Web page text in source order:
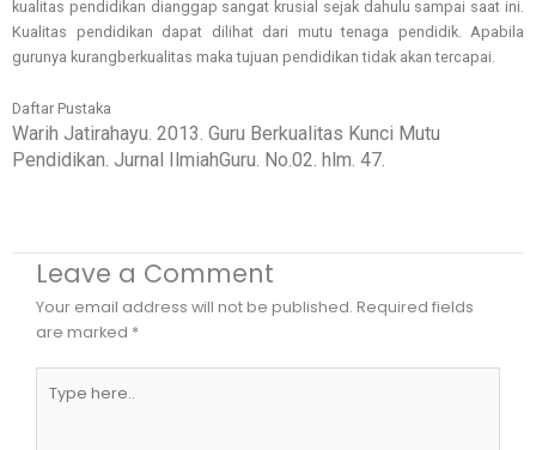
kualitas pendidikan dianggap sangat krusial sejak dahulu sampai saat ini.
Kualitas pendidikan dapat dilihat dari mutu tenaga pendidik. Apabila
gurunya kurangberkualitas maka tujuan pendidikan tidak akan tercapai.
Daftar Pustaka
Warih Jatirahayu. 2013. Guru Berkualitas Kunci Mutu
Pendidikan. Jurnal IlmiahGuru. No.02. hlm. 47.
Leave a Comment
Your email address will not be published. Required fields
are marked *
here..